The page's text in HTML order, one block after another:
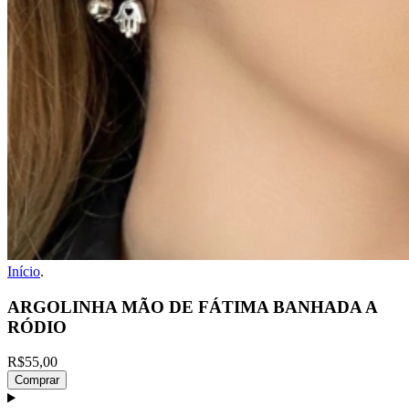
Início.
ARGOLINHA MÃO DE FÁTIMA BANHADA A
RÓDIO
R$55,00
Comprar